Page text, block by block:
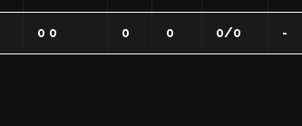
0 0 0 0 0/0 -